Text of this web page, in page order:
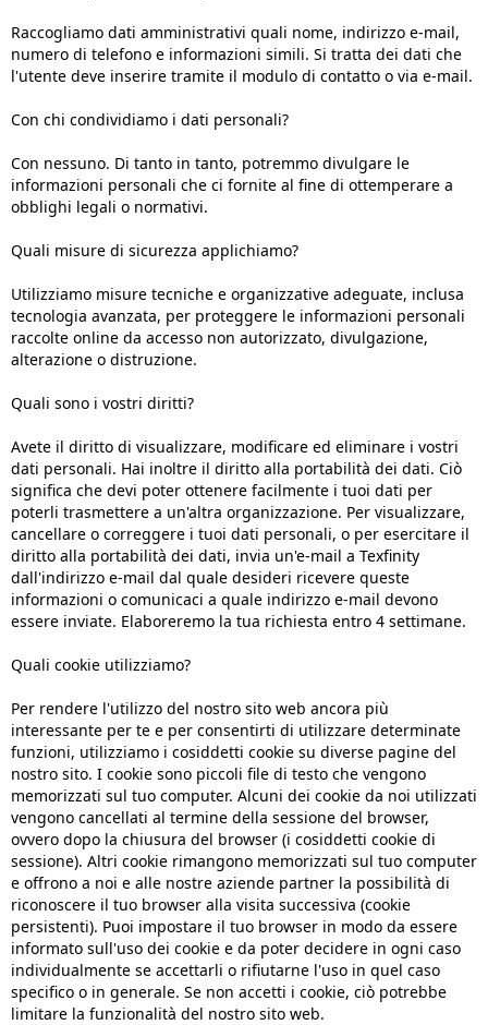
Raccogliamo dati amministrativi quali nome, indirizzo e-mail,
numero di telefono e informazioni simili. Si tratta dei dati che
l'utente deve inserire tramite il modulo di contatto o via e-mail.
Con chi condividiamo i dati personali?
Con nessuno. Di tanto in tanto, potremmo divulgare le
informazioni personali che ci fornite al fine di ottemperare a
obblighi legali o normativi.
Quali misure di sicurezza applichiamo?
Utilizziamo misure tecniche e organizzative adeguate, inclusa
tecnologia avanzata, per proteggere le informazioni personali
raccolte online da accesso non autorizzato, divulgazione,
alterazione o distruzione.
Quali sono i vostri diritti?
Avete il diritto di visualizzare, modificare ed eliminare i vostri
dati personali. Hai inoltre il diritto alla portabilità dei dati. Ciò
significa che devi poter ottenere facilmente i tuoi dati per
poterli trasmettere a un'altra organizzazione. Per visualizzare,
cancellare o correggere i tuoi dati personali, o per esercitare il
diritto alla portabilità dei dati, invia un'e-mail a Texfinity
dall'indirizzo e-mail dal quale desideri ricevere queste
informazioni o comunicaci a quale indirizzo e-mail devono
essere inviate. Elaboreremo la tua richiesta entro 4 settimane.
Quali cookie utilizziamo?
Per rendere l'utilizzo del nostro sito web ancora più
interessante per te e per consentirti di utilizzare determinate
funzioni, utilizziamo i cosiddetti cookie su diverse pagine del
nostro sito. I cookie sono piccoli file di testo che vengono
memorizzati sul tuo computer. Alcuni dei cookie da noi utilizzati
vengono cancellati al termine della sessione del browser,
ovvero dopo la chiusura del browser (i cosiddetti cookie di
sessione). Altri cookie rimangono memorizzati sul tuo computer
e offrono a noi e alle nostre aziende partner la possibilità di
riconoscere il tuo browser alla visita successiva (cookie
persistenti). Puoi impostare il tuo browser in modo da essere
informato sull'uso dei cookie e da poter decidere in ogni caso
individualmente se accettarli o rifiutarne l'uso in quel caso
specifico o in generale. Se non accetti i cookie, ciò potrebbe
limitare la funzionalità del nostro sito web.